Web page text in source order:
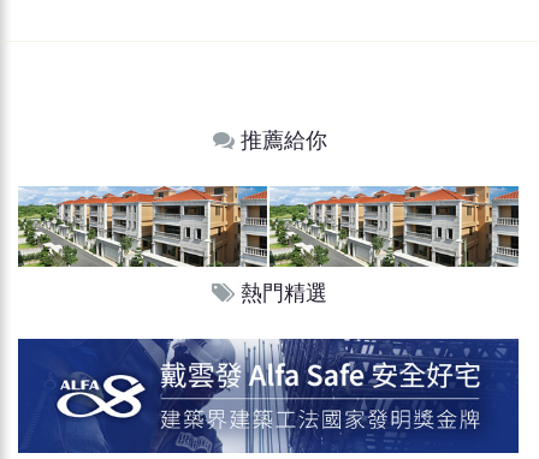
推薦給你
熱門精選